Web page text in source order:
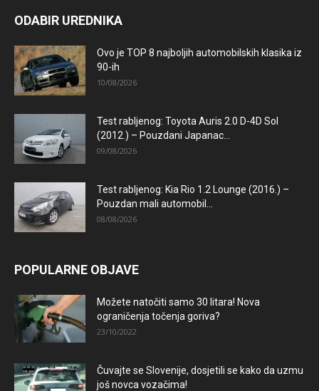
ODABIR UREDNIKA
Ovo je TOP 8 najboljih automobilskih klasika iz
90-ih
10/08/2026
Test rabljenog: Toyota Auris 2.0 D-4D Sol
(2012.) – Pouzdani Japanac...
09/08/2026
Test rabljenog: Kia Rio 1.2 Lounge (2016.) –
Pouzdan mali automobil...
08/08/2026
POPULARNE OBJAVE
Možete natočiti samo 30 litara! Nova
ograničenja točenja goriva?
23/10/2022
Čuvajte se Slovenije, dosjetili se kako da uzmu
još novca vozačima!